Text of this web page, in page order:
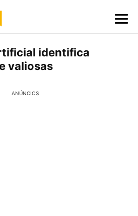
identifica
valiosas
ANÚNCIOS